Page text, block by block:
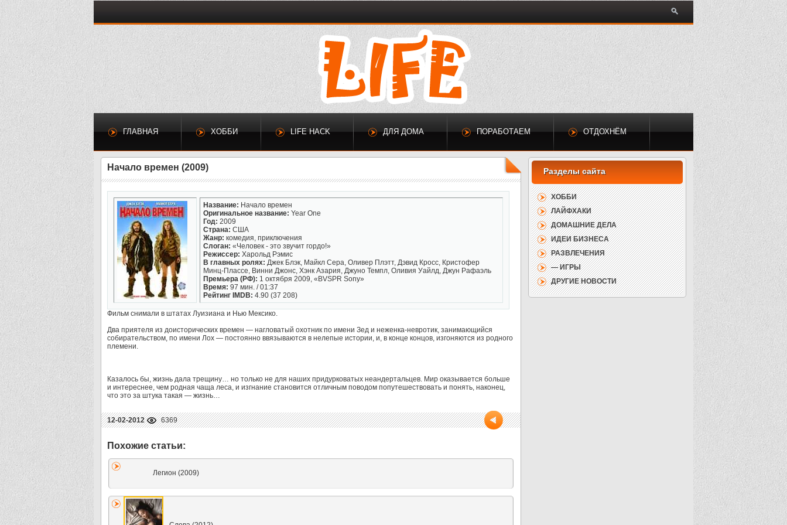
ГЛАВНАЯ ХОББИ LIFE HACK ДЛЯ ДОМА ПОРАБОТАЕМ ОТДОХНЁМ
Начало времен (2009)
Название: Начало времен
Оригинальное название: Year One
Год: 2009
Страна: США
Жанр: комедия, приключения
Слоган: «Человек - это звучит гордо!»
Режиссер: Харольд Рэмис
В главных ролях: Джек Блэк, Майкл Сера, Оливер Плэтт, Дэвид Кросс, Кристофер
Минц-Плассе, Винни Джонс, Хэнк Азария, Джуно Темпл, Оливия Уайлд, Джун Рафаэль
Премьера (РФ): 1 октября 2009, «BVSPR Sony»
Время: 97 мин. / 01:37
Рейтинг IMDB: 4.90 (37 208)
Фильм снимали в штатах Луизиана и Нью Мексико.
Два приятеля из доисторических времен — нагловатый охотник по имени Зед и неженка-невротик, занимающийся
собирательством, по имени Лох — постоянно ввязываются в нелепые истории, и, в конце концов, изгоняются из родного
племени.
Казалось бы, жизнь дала трещину… но только не для наших придурковатых неандертальцев. Мир оказывается больше
и интереснее, чем родная чаща леса, и изгнание становится отличным поводом попутешествовать и понять, наконец,
что это за штука такая — жизнь…
12-02-2012 6369
Легион (2009)
ХОББИ
ЛАЙФХАКИ
ДОМАШНИЕ ДЕЛА
ИДЕИ БИЗНЕСА
РАЗВЛЕЧЕНИЯ
— ИГРЫ
ДРУГИЕ НОВОСТИ